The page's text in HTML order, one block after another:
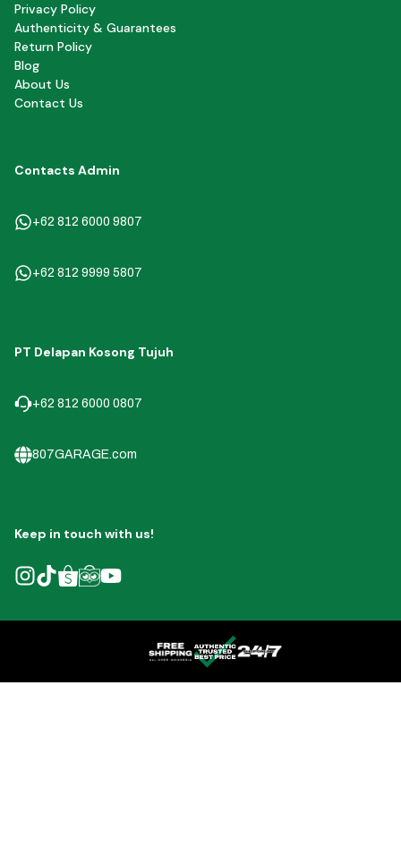
Privacy Policy
Authenticity & Guarantees
Return Policy
Blog
About Us
Contact Us
Contacts Admin
+62 812 6000 9807
+62 812 9999 5807
PT Delapan Kosong Tujuh
+62 812 6000 0807
807GARAGE.com
Keep in touch with us!